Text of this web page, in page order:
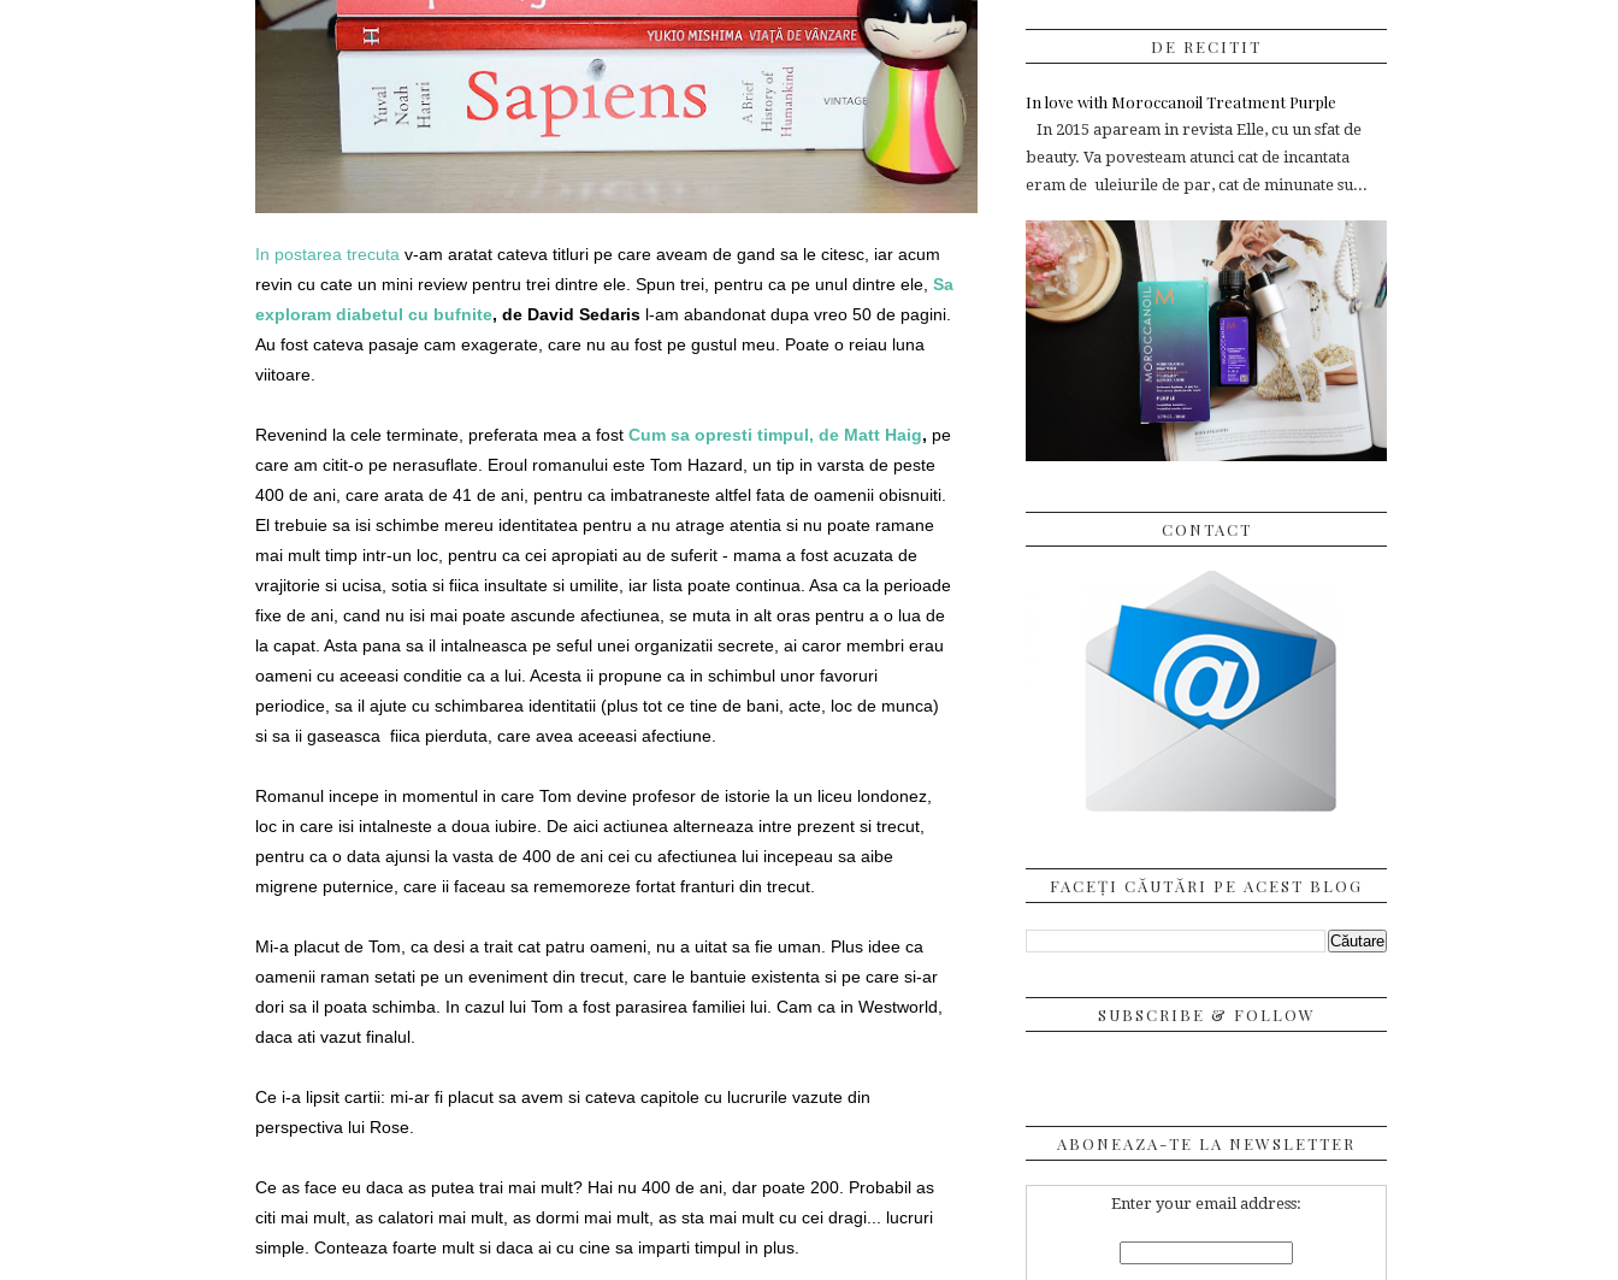
In postarea trecuta v-am aratat cateva titluri pe care aveam de gand sa le citesc, iar acum
revin cu cate un mini review pentru trei dintre ele. Spun trei, pentru ca pe unul dintre ele, Sa
exploram diabetul cu bufnite, de David Sedaris l-am abandonat dupa vreo 50 de pagini.
Au fost cateva pasaje cam exagerate, care nu au fost pe gustul meu. Poate o reiau luna
viitoare.
Revenind la cele terminate, preferata mea a fost Cum sa opresti timpul, de Matt Haig, pe
care am citit-o pe nerasuflate. Eroul romanului este Tom Hazard, un tip in varsta de peste
400 de ani, care arata de 41 de ani, pentru ca imbatraneste altfel fata de oamenii obisnuiti.
El trebuie sa isi schimbe mereu identitatea pentru a nu atrage atentia si nu poate ramane
mai mult timp intr-un loc, pentru ca cei apropiati au de suferit - mama a fost acuzata de
vrajitorie si ucisa, sotia si fiica insultate si umilite, iar lista poate continua. Asa ca la perioade
fixe de ani, cand nu isi mai poate ascunde afectiunea, se muta in alt oras pentru a o lua de
la capat. Asta pana sa il intalneasca pe seful unei organizatii secrete, ai caror membri erau
oameni cu aceeasi conditie ca a lui. Acesta ii propune ca in schimbul unor favoruri
periodice, sa il ajute cu schimbarea identitatii (plus tot ce tine de bani, acte, loc de munca)
si sa ii gaseasca fiica pierduta, care avea aceeasi afectiune.
Romanul incepe in momentul in care Tom devine profesor de istorie la un liceu londonez,
loc in care isi intalneste a doua iubire. De aici actiunea alterneaza intre prezent si trecut,
pentru ca o data ajunsi la vasta de 400 de ani cei cu afectiunea lui incepeau sa aibe
migrene puternice, care ii faceau sa rememoreze fortat franturi din trecut.
Mi-a placut de Tom, ca desi a trait cat patru oameni, nu a uitat sa fie uman. Plus idee ca
oamenii raman setati pe un eveniment din trecut, care le bantuie existenta si pe care si-ar
dori sa il poata schimba. In cazul lui Tom a fost parasirea familiei lui. Cam ca in Westworld,
daca ati vazut finalul.
Ce i-a lipsit cartii: mi-ar fi placut sa avem si cateva capitole cu lucrurile vazute din
perspectiva lui Rose.
Ce as face eu daca as putea trai mai mult? Hai nu 400 de ani, dar poate 200. Probabil as
citi mai mult, as calatori mai mult, as dormi mai mult, as sta mai mult cu cei dragi... lucruri
simple. Conteaza foarte mult si daca ai cu cine sa imparti timpul in plus.
DE RECITIT
In love with Moroccanoil Treatment Purple
In 2015 apaream in revista Elle, cu un sfat de
beauty. Va povesteam atunci cat de incantata
eram de uleiurile de par, cat de minunate su...
CONTACT
FACEȚI CĂUTĂRI PE ACEST BLOG
SUBSCRIBE & FOLLOW
ABONEAZA-TE LA NEWSLETTER
Enter your email address: